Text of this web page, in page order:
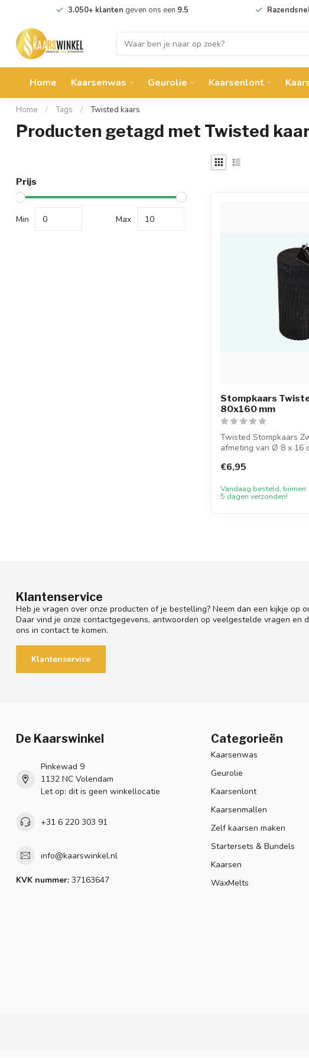
3.050+ klanten geven ons een 9.5
Home Kaarsenwas Geurolie Kaarsenlont
Home / Tags / Twisted kaars
Producten getagd met Twisted
Prijs
Min Max
Stompkaars
80x160 mm
Twisted Stompkaars
afmeting van Ø 8 x 16
€6,95
Vandaag besteld, binnen
5 dagen verzonden!
Klantenservice
Heb je vragen over onze producten of je bestelling? Neem dan een kijkje op
Daar vind je onze contactgegevens, antwoorden op veelgestelde vragen en
ons in contact te komen.
Klantenservice
De Kaarswinkel
Pinkewad 9
1132 NC Volendam
Let op: dit is geen winkellocatie
+31 6 220 303 91
info@kaarswinkel.nl
KVK nummer: 37163647
Categorieën
Kaarsenwas
Geurolie
Kaarsenlont
Kaarsenmallen
Zelf kaarsen maken
Startersets & Bundels
Kaarsen
WaxMelts